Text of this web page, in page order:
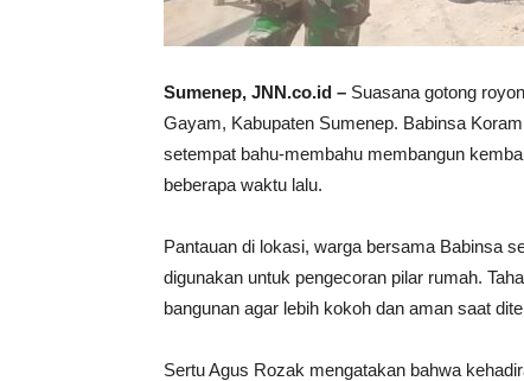
Sumenep, JNN.co.id – Suasana gotong
Gayam, Kabupaten Sumenep. Babinsa
setempat bahu-membahu membangun
beberapa waktu lalu.
Pantauan di lokasi, warga bersama Babinsa
digunakan untuk pengecoran pilar rumah.
bangunan agar lebih kokoh dan aman saat
Sertu Agus Rozak mengatakan bahwa